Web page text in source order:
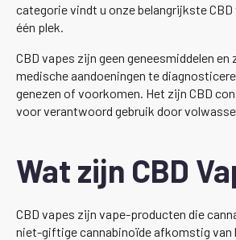
categorie vindt u onze belangrijkste
één plek.
CBD vapes zijn geen geneesmiddelen en
medische aandoeningen te
genezen of voorkomen. Het zijn CBD
voor verantwoord gebruik door
Wat zijn CBD
CBD vapes zijn vape-producten die
niet-giftige cannabinoïde afkomstig van